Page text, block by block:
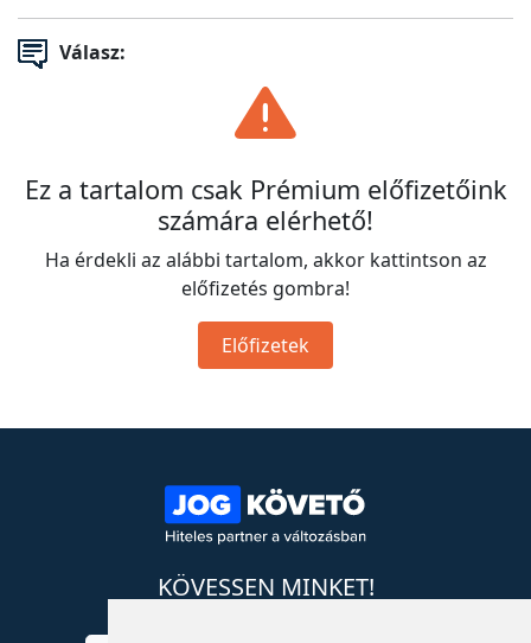
Válasz:
Ez a tartalom csak Prémium előfizetőink
számára elérhető!
Ha érdekli az alábbi tartalom, akkor kattintson az
előfizetés gombra!
Előfizetek
KÖVESSEN MINKET!